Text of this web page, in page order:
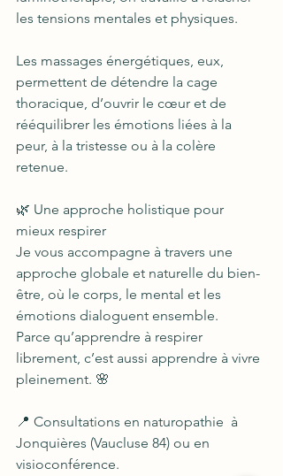
les tensions mentales et physiques.
Les massages énergétiques, eux,
permettent de détendre la cage
thoracique, d’ouvrir le cœur et de
rééquilibrer les émotions liées à la
peur, à la tristesse ou à la colère
retenue.
🌿 Une approche holistique pour
mieux respirer
Je vous accompagne à travers une
approche globale et naturelle du bien-
être, où le corps, le mental et les
émotions dialoguent ensemble.
Parce qu’apprendre à respirer
librement, c’est aussi apprendre à vivre
pleinement. 🌸
📍 Consultations en naturopathie  à
Jonquières (Vaucluse 84) ou en
visioconférence.